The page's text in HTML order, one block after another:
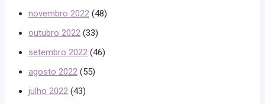
novembro 2022 (48)
outubro 2022 (33)
setembro 2022 (46)
agosto 2022 (55)
julho 2022 (43)